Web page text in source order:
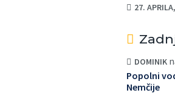
27.
DOMINIK
Popolni
Nemčije